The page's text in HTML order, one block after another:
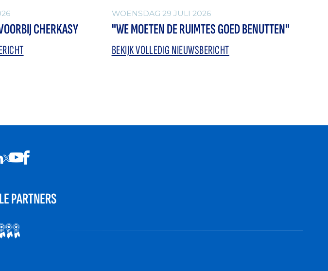
CHERKASY
WOENSDAG 29 JULI 2026
"WE MOETEN DE RUIMTES GOED BENUTTEN"
BEKIJK VOLLEDIG NIEUWSBERICHT
PARTNERS